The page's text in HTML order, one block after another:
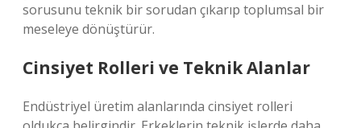
sorusunu teknik bir sorudan çıkarıp toplumsal bir
meseleye dönüştürür.
Cinsiyet Rolleri ve Teknik Alanlar
Endüstriyel üretim alanlarında cinsiyet rolleri